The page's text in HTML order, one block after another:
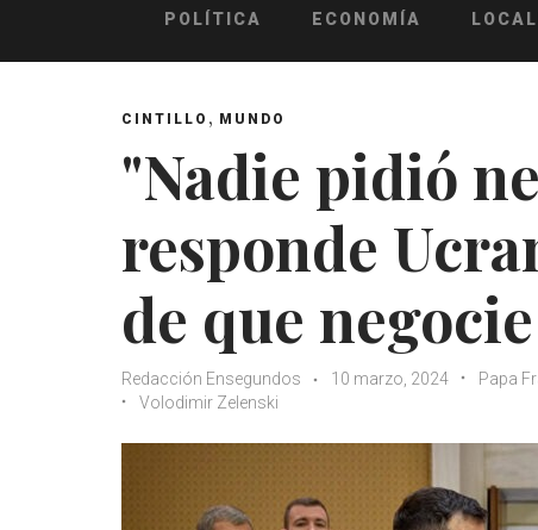
POLÍTICA ECONOMÍA
CINTILLO , MUNDO
"Nadie pidió
responde
de que
Redacción Ensegundos 10 marzo, 2024 Papa
Volodimir Zelenski